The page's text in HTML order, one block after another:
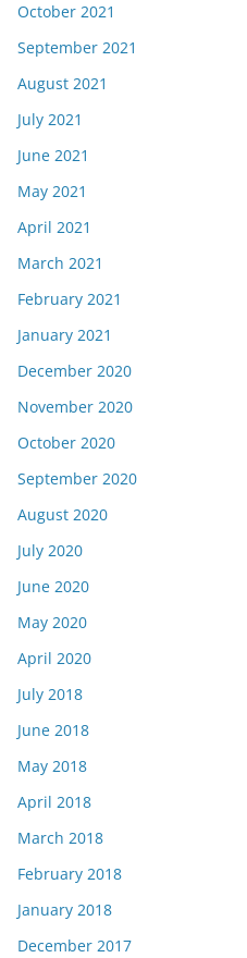
October 2021
September 2021
August 2021
July 2021
June 2021
May 2021
April 2021
March 2021
February 2021
January 2021
December 2020
November 2020
October 2020
September 2020
August 2020
July 2020
June 2020
May 2020
April 2020
July 2018
June 2018
May 2018
April 2018
March 2018
February 2018
January 2018
December 2017